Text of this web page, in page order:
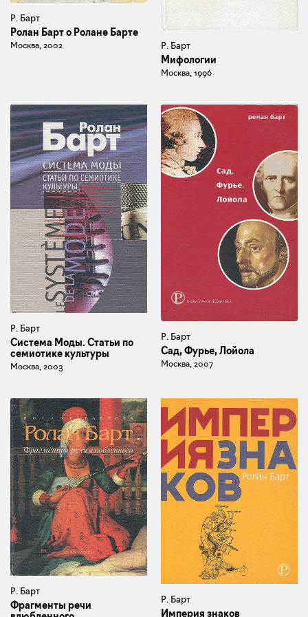
Р. Барт
Ролан Барт о Ролане Барте
Москва, 2002 Р. Барт
Мифологии
Москва, 1996
Р. Барт
Система Моды. Статьи по
семиотике культуры
Москва, 2003
Р. Барт
Сад, Фурье, Лойола
Москва, 2007
Р. Барт
Фрагменты речи
Р. Барт
Империя знаков